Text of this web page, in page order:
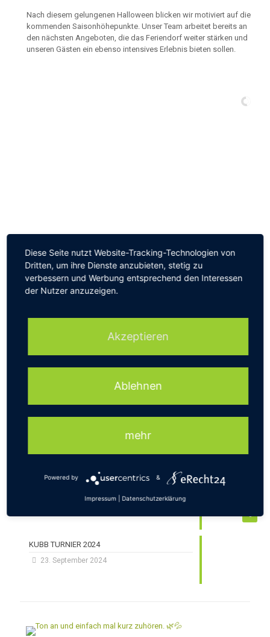
Nach diesem gelungenen Halloween blicken wir motiviert auf die
kommenden Saisonhöhepunkte. Unser Team arbeitet bereits an
den nächsten Angeboten, die das Feriendorf weiter stärken und
unseren Gästen ein ebenso intensives Erlebnis bieten sollen.
Comments are closed.
Aktuelles
Ehrenbrief des Landes Hessen
0
KUBB TURNIER 2024
23. September 2024
Diese Seite nutzt Website-Tracking-Technologien von
Dritten, um ihre Dienste anzubieten, stetig zu
verbessern und Werbung entsprechend den Interessen
der Nutzer anzuzeigen.
Akzeptieren
Ablehnen
mehr
Powered by &
Impressum Datenschutzerklärung